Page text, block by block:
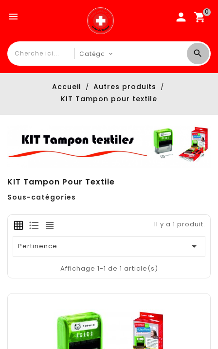
0

Accueil
Autres produits
KIT Tampon pour textile
KIT Tampon Pour Textile
Sous-catégories
Il y a 1 produit.
Pertinence 
Affichage 1-1 de 1 article(s)